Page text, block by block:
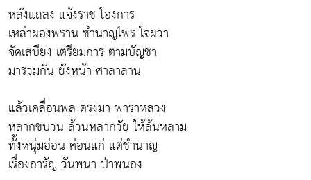
หลังแถลง แจ้งราช โองการ
เหล่าผองพราน ชำนาญไพร ใจผวา
จัดเสบียง เตรียมการ ตามบัญชา
มารวมกัน ยังหน้า ศาลาลาน
แล้วเคลื่อนพล ตรงมา พาราหลวง
หลากขบวน ล้วนหลากวัย ให้ล้นหลาม
ทั้งหนุ่มอ่อน ค่อนแก่ แต่ชำนาญ
เรื่องอารัญ วันพนา ป่าพนอง